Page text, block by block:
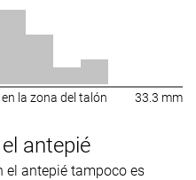
la zona del talón 33.3 mm
antepié
el antepié tampoco es